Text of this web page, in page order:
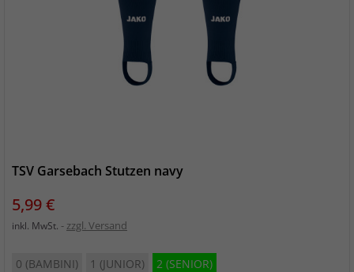
TSV Garsebach Stutzen navy
Preis
5,99 €
inkl. MwSt. zzgl. Versand
0 (BAMBINI) 1 (JUNIOR) 2 (SENIOR)